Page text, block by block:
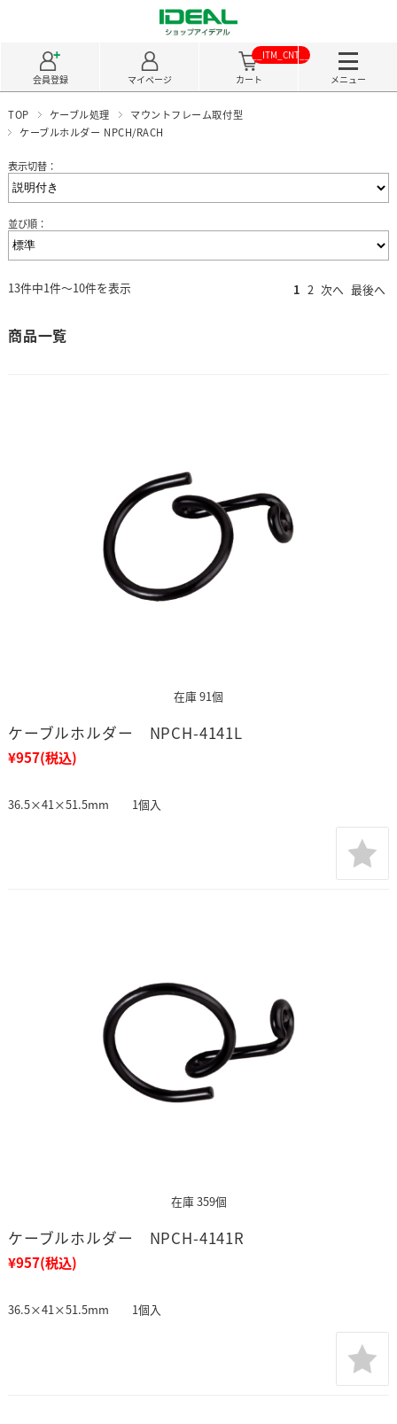
会員登録 マイページ カート
__ITM_CNT__
メニュー
TOP ケーブル処理
マウントフレーム取付型
ケーブルホルダー NPCH/RACH
表示切替：
並び順：
13件中1件～10件を表示 1 2 次へ 最後へ
商品一覧
在庫 91個
ケーブルホルダー NPCH-4141L
¥957(税込)
36.5×41×51.5mm 1個入
在庫 359個
ケーブルホルダー NPCH-4141R
¥957(税込)
36.5×41×51.5mm 1個入